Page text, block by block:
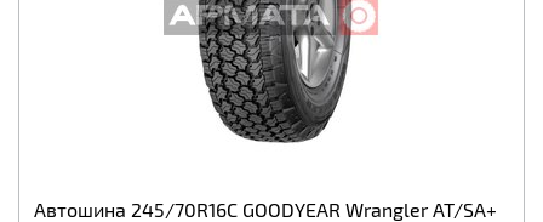
Автошина 245/70R16C GOODYEAR Wrangler AT/SA+